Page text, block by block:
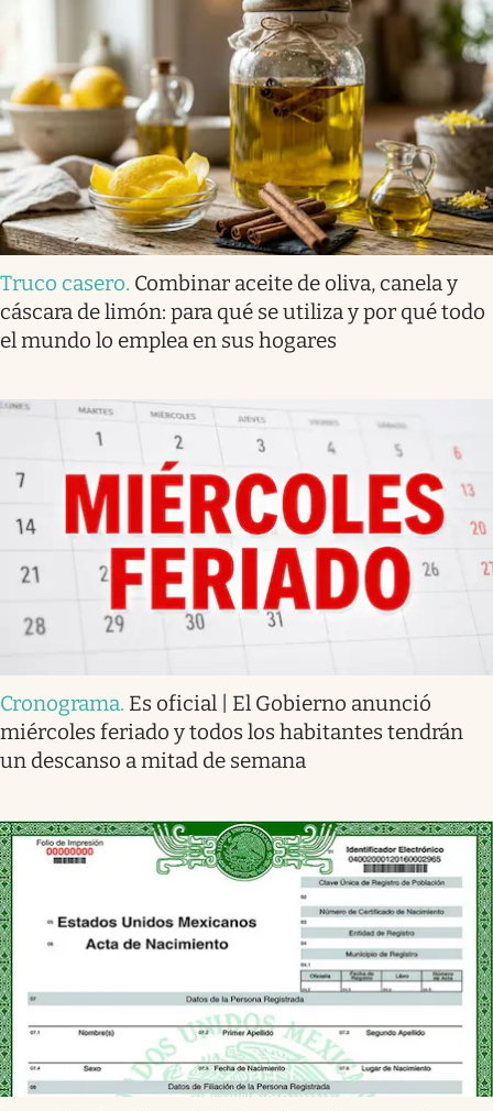
Truco casero. Combinar aceite de oliva, canela y
cáscara de limón: para qué se utiliza y por qué todo
el mundo lo emplea en sus hogares
Cronograma. Es oficial | El Gobierno anunció
miércoles feriado y todos los habitantes tendrán
un descanso a mitad de semana